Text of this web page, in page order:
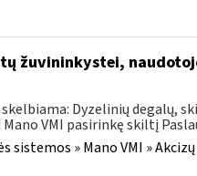
žuvininkystei,
Dyzelinių degalų,
VMI pasirinkę skiltį
sistemos » Mano VMI »